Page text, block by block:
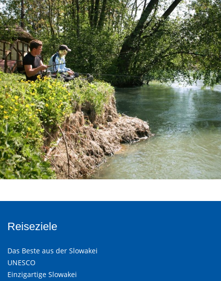
Reiseziele
Das Beste aus der Slowakei
UNESCO
Einzigartige Slowakei